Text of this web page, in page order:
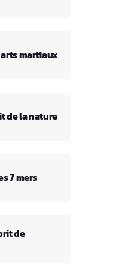
martiaux
de la nature
7 mers
de